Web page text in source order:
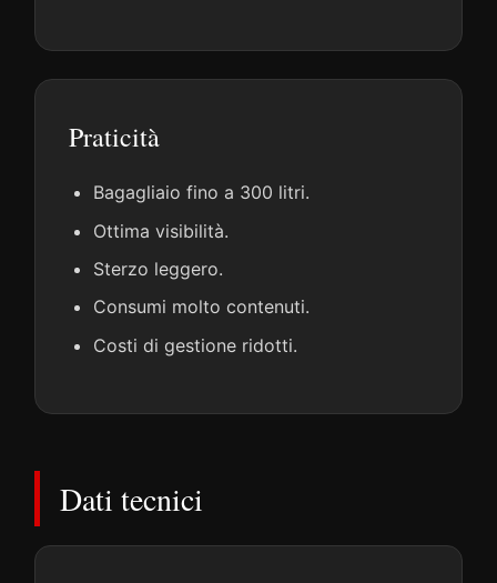
Praticità
Bagagliaio fino a 300 litri.
Ottima visibilità.
Sterzo leggero.
Consumi molto contenuti.
Costi di gestione ridotti.
Dati tecnici